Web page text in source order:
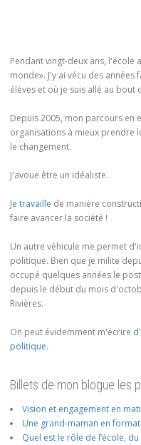
Pendant vingt-deux ans, l'école
monde». J'y ai vécu des
élèves et où je suis allé au bout
Depuis 2005, mon parcours
organisations à mieux prendre
le changement.
J'avoue être un idéaliste.
Je travaille de manière
faire avancer la société !
Un autre véhicule me permet
politique. Bien que je milite
occupé quelques années le
depuis le début du mois
Rivières.
On peut évidemment m'écrire
politique.
Billets de mon blogue les
Vision et engagement en
Une grand-maman en
Quel est le rôle de l’école,